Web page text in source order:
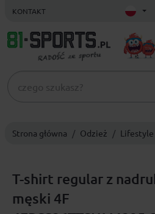
KONTAKT
Strona główna Odzież Lifestyle
T-shirt regular z
męski 4F